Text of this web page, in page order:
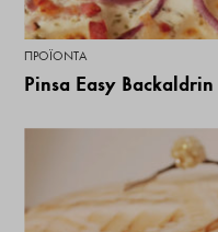
ΠΡΟΪΌΝΤΑ
Pinsa Easy Backaldrin